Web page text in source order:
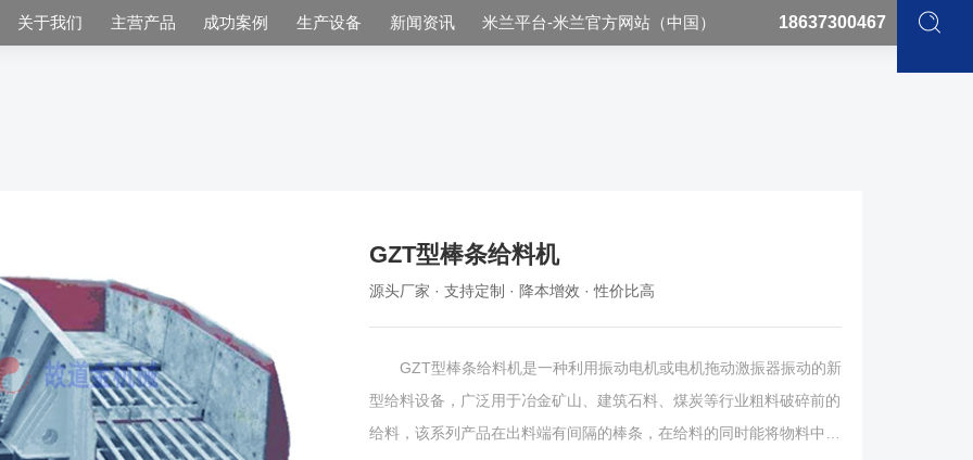
关于我们 主营产品 成功案例 生产设备 新闻资讯 米兰平台-米兰官方网站（中国） 18637300467
GZT型棒条给料机
源头厂家 · 支持定制 · 降本增效 · 性价比高
GZT型棒条给料机是一种利用振动电机或电机拖动激振器振动的新
型给料设备，广泛用于冶金矿山、建筑石料、煤炭等行业粗料破碎前的
给料，该系列产品在出料端有间隔的棒条，在给料的同时能将物料中的